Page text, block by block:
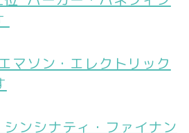
マソン・エレクトリック
ンシナティ・ファイナン